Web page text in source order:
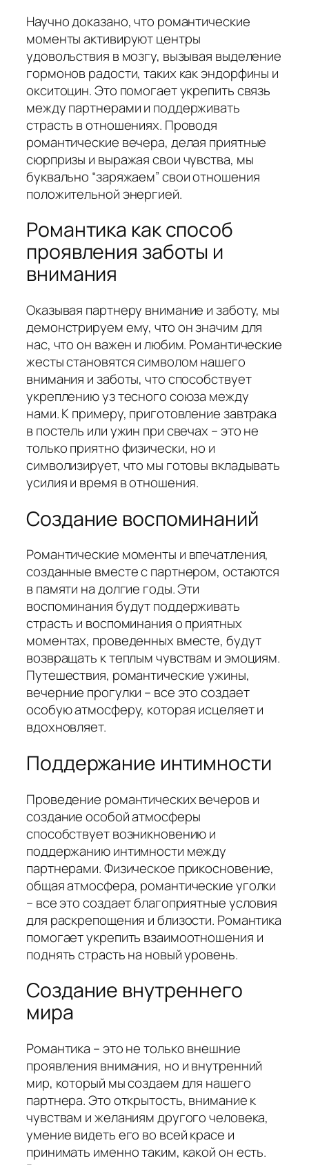
Научно доказано, что романтические
моменты активируют центры
удовольствия в мозгу, вызывая выделение
гормонов радости, таких как эндорфины и
окситоцин. Это помогает укрепить связь
между партнерами и поддерживать
страсть в отношениях. Проводя
романтические вечера, делая приятные
сюрпризы и выражая свои чувства, мы
буквально “заряжаем” свои отношения
положительной энергией.
Романтика как способ
проявления заботы и
внимания
Оказывая партнеру внимание и заботу, мы
демонстрируем ему, что он значим для
нас, что он важен и любим. Романтические
жесты становятся символом нашего
внимания и заботы, что способствует
укреплению уз тесного союза между
нами. К примеру, приготовление завтрака
в постель или ужин при свечах – это не
только приятно физически, но и
символизирует, что мы готовы вкладывать
усилия и время в отношения.
Создание воспоминаний
Романтические моменты и впечатления,
созданные вместе с партнером, остаются
в памяти на долгие годы. Эти
воспоминания будут поддерживать
страсть и воспоминания о приятных
моментах, проведенных вместе, будут
возвращать к теплым чувствам и эмоциям.
Путешествия, романтические ужины,
вечерние прогулки – все это создает
особую атмосферу, которая исцеляет и
вдохновляет.
Поддержание интимности
Проведение романтических вечеров и
создание особой атмосферы
способствует возникновению и
поддержанию интимности между
партнерами. Физическое прикосновение,
общая атмосфера, романтические уголки
– все это создает благоприятные условия
для раскрепощения и близости. Романтика
помогает укрепить взаимоотношения и
поднять страсть на новый уровень.
Создание внутреннего
мира
Романтика – это не только внешние
проявления внимания, но и внутренний
мир, который мы создаем для нашего
партнера. Это открытость, внимание к
чувствам и желаниям другого человека,
умение видеть его во всей красе и
принимать именно таким, какой он есть.